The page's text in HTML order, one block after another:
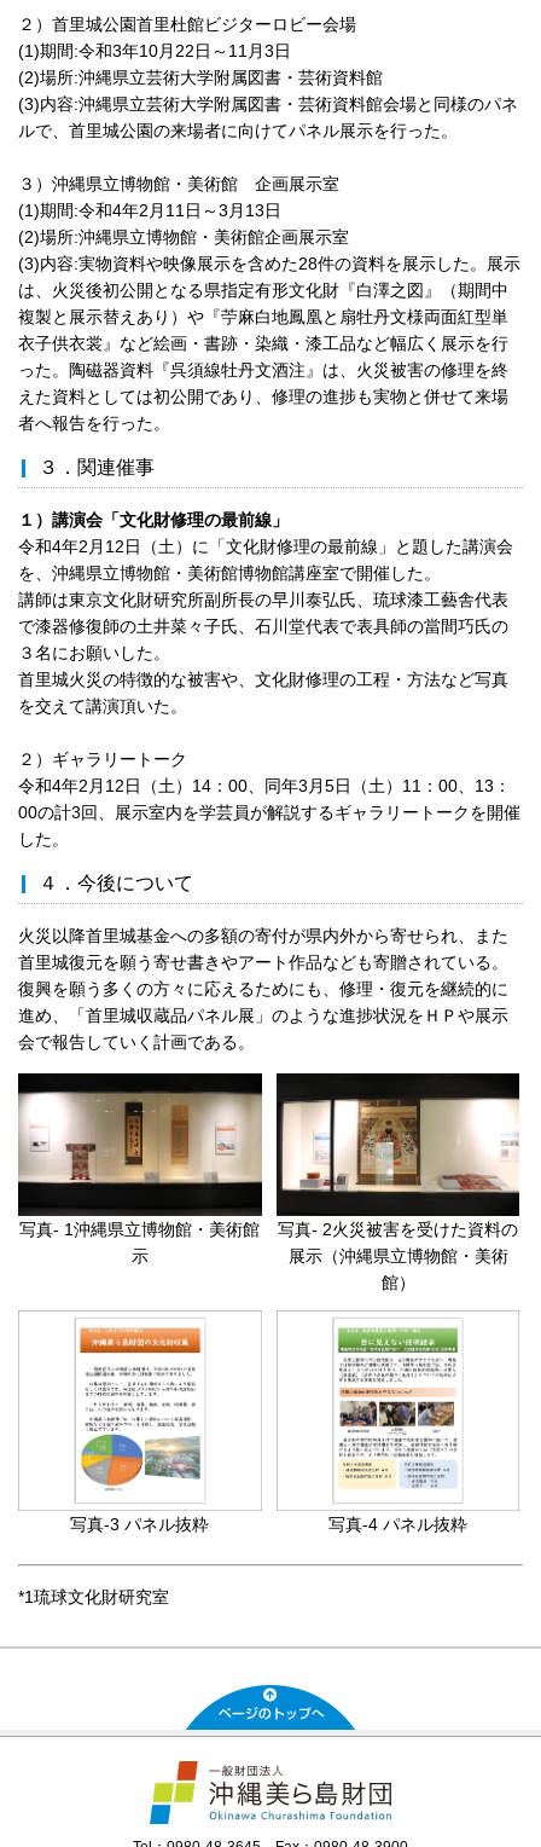
２）首里城公園首里杜館ビジターロビー会場
(1)期間:令和3年10月22日～11月3日
(2)場所:沖縄県立芸術大学附属図書・芸術資料館
(3)内容:沖縄県立芸術大学附属図書・芸術資料館会場と同様のパネ
ルで、首里城公園の来場者に向けてパネル展示を行った。
３）沖縄県立博物館・美術館 企画展示室
(1)期間:令和4年2月11日～3月13日
(2)場所:沖縄県立博物館・美術館企画展示室
(3)内容:実物資料や映像展示を含めた28件の資料を展示した。展示
は、火災後初公開となる県指定有形文化財『白澤之図』（期間中
複製と展示替えあり）や『苧麻白地鳳凰と扇牡丹文様両面紅型単
衣子供衣裳』など絵画・書跡・染織・漆工品など幅広く展示を行
った。陶磁器資料『呉須線牡丹文酒注』は、火災被害の修理を終
えた資料としては初公開であり、修理の進捗も実物と併せて来場
者へ報告を行った。
３．関連催事
１）講演会「文化財修理の最前線」
令和4年2月12日（土）に「文化財修理の最前線」と題した講演会
を、沖縄県立博物館・美術館博物館講座室で開催した。
講師は東京文化財研究所副所長の早川泰弘氏、琉球漆工藝舎代表
で漆器修復師の土井菜々子氏、石川堂代表で表具師の當間巧氏の
３名にお願いした。
首里城火災の特徴的な被害や、文化財修理の工程・方法など写真
を交えて講演頂いた。
２）ギャラリートーク
令和4年2月12日（土）14：00、同年3月5日（土）11：00、13：
00の計3回、展示室内を学芸員が解説するギャラリートークを開催
した。
４．今後について
火災以降首里城基金への多額の寄付が県内外から寄せられ、また
首里城復元を願う寄せ書きやアート作品なども寄贈されている。
復興を願う多くの方々に応えるためにも、修理・復元を継続的に
進め、「首里城収蔵品パネル展」のような進捗状況をＨＰや展示
会で報告していく計画である。
写真- 1沖縄県立博物館・美術館
示
写真- 2火災被害を受けた資料の
展示（沖縄県立博物館・美術
館）
写真-3 パネル抜粋 写真-4 パネル抜粋
*1琉球文化財研究室